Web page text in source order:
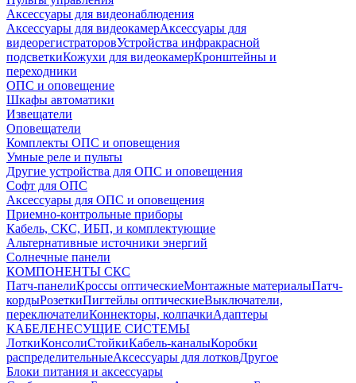
Аксессуары для видеонаблюдения
Аксессуары для видеокамерАксессуары для
видеорегистраторовУстройства инфракрасной
подсветкиКожухи для видеокамерКронштейны и
переходники
ОПС и оповещение
Шкафы автоматики
Извещатели
Оповещатели
Комплекты ОПС и оповещения
Умные реле и пульты
Другие устройства для ОПС и оповещения
Софт для ОПС
Аксессуары для ОПС и оповещения
Приемно-контрольные приборы
Кабель, СКС, ИБП, и комплектующие
Альтернативные источники энергий
Солнечные панели
КОМПОНЕНТЫ СКС
Патч-панелиКроссы оптическиеМонтажные материалыПатч-
кордыРозеткиПигтейлы оптическиеВыключатели,
переключателиКоннекторы, колпачкиАдаптеры
КАБЕЛЕНЕСУЩИЕ СИСТЕМЫ
ЛоткиКонсолиСтойкиКабель-каналыКоробки
распределительныеАксессуары для лотковДругое
Блоки питания и аксессуары